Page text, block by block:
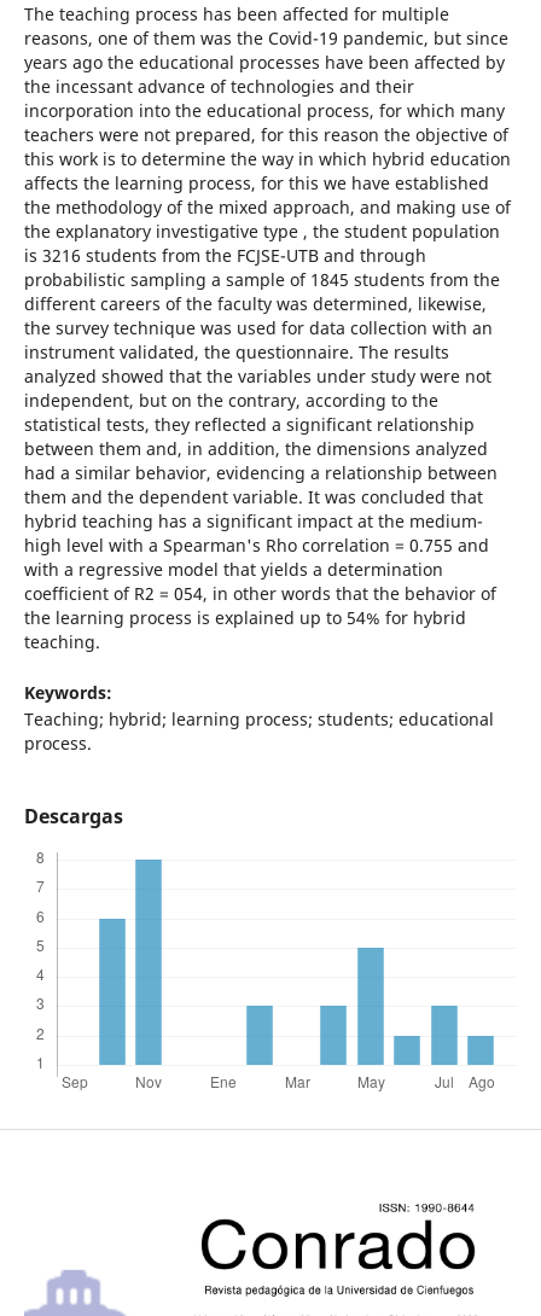
The teaching process has been affected for multiple
reasons, one of them was the Covid-19 pandemic, but since
years ago the educational processes have been affected by
the incessant advance of technologies and their
incorporation into the educational process, for which many
teachers were not prepared, for this reason the objective of
this work is to determine the way in which hybrid education
affects the learning process, for this we have established
the methodology of the mixed approach, and making use of
the explanatory investigative type , the student population
is 3216 students from the FCJSE-UTB and through
probabilistic sampling a sample of 1845 students from the
different careers of the faculty was determined, likewise,
the survey technique was used for data collection with an
instrument validated, the questionnaire. The results
analyzed showed that the variables under study were not
independent, but on the contrary, according to the
statistical tests, they reflected a significant relationship
between them and, in addition, the dimensions analyzed
had a similar behavior, evidencing a relationship between
them and the dependent variable. It was concluded that
hybrid teaching has a significant impact at the medium-
high level with a Spearman's Rho correlation = 0.755 and
with a regressive model that yields a determination
coefficient of R2 = 054, in other words that the behavior of
the learning process is explained up to 54% for hybrid
teaching.
Keywords:
Teaching; hybrid; learning process; students; educational
process.
Descargas